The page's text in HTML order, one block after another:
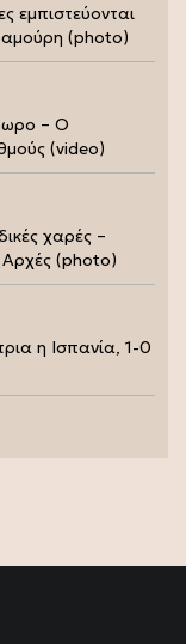
εμπιστεύονται
(photo)
– Ο
(video)
χαρές –
Αρχές (photo)
η Ισπανία, 1-0